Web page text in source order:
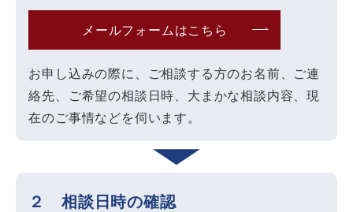
メールフォームはこちら
お申し込みの際に、ご相談する方のお名前、ご連
絡先、ご希望の相談日時、大まかな相談内容、現
在のご事情などを伺います。
２ 相談日時の確認